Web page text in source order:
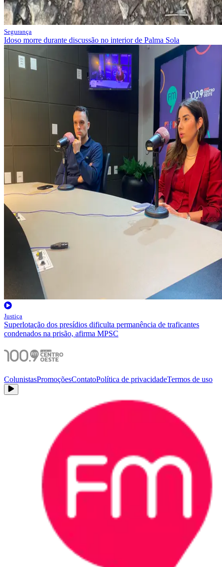
Segurança
Idoso morre durante discussão no interior de Palma Sola
Justiça
Superlotação dos presídios dificulta permanência de traficantes
condenados na prisão, afirma MPSC
ColunistasPromoçõesContatoPolítica de privacidadeTermos de uso